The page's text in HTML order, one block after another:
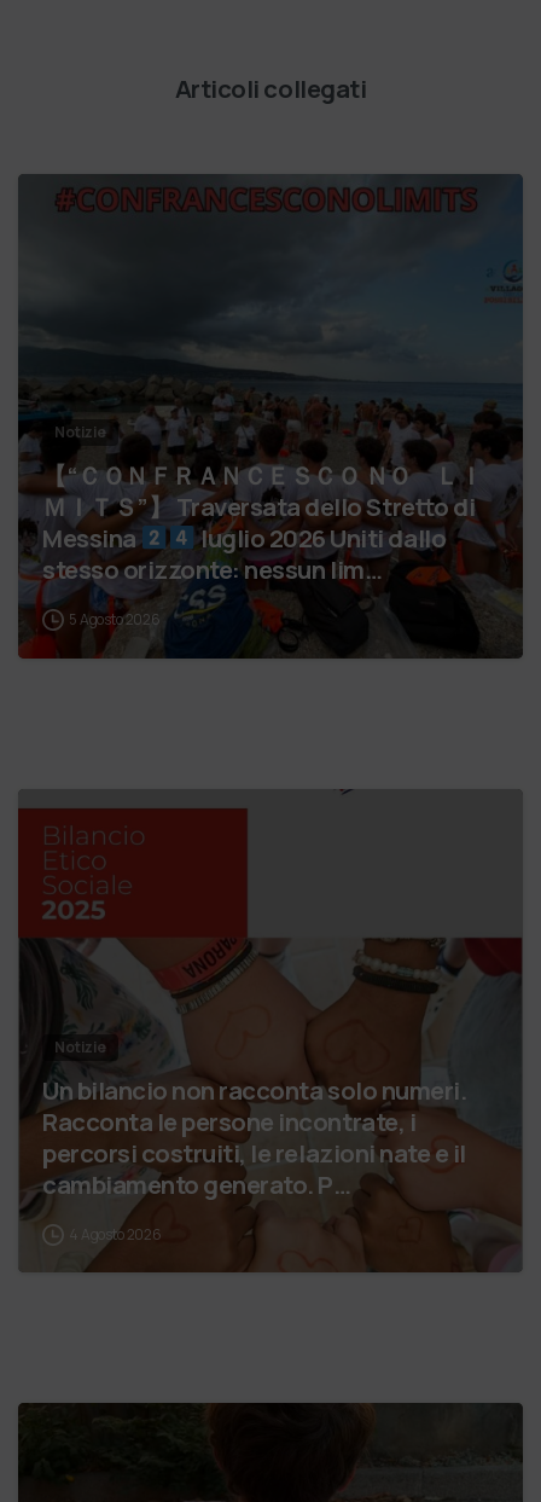
Articoli collegati
Notizie
【 “ＣＯＮＦＲＡＮＣＥＳＣＯ ＮＯ ＬＩ
ＭＩＴＳ”】 Traversata dello Stretto di
Messina
luglio 2026 Uniti dallo
stesso orizzonte: nessun lim…
5 Agosto 2026
Notizie
Un bilancio non racconta solo numeri.
Racconta le persone incontrate, i
percorsi costruiti, le relazioni nate e il
cambiamento generato. P…
4 Agosto 2026